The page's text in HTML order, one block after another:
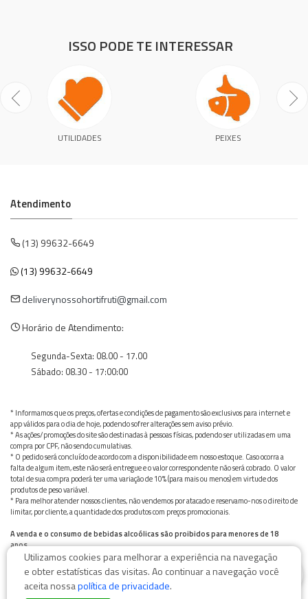
ISSO PODE TE INTERESSAR
UTILIDADES PEIXES
Atendimento
(13) 99632-6649
(13) 99632-6649
deliverynossohortifruti@gmail.com
Horário de Atendimento:
Segunda-Sexta: 08.00 - 17.00
Sábado: 08.30 - 17:00:00
* Informamos que os preços, ofertas e condições de pagamento são exclusivos para internet e
app válidos para o dia de hoje, podendo sofrer alterações sem aviso prévio.
* As ações/promoções do site são destinadas à pessoas físicas, podendo ser utilizadas em uma
compra por CPF, não sendo cumulativas.
* O pedido será concluído de acordo com a disponibilidade em nosso estoque. Caso ocorra a
falta de algum item, este não será entregue e o valor correspondente não será cobrado. O valor
total de sua compra poderá ter uma variação de 10% (para mais ou menos) em virtude dos
produtos de peso variável.
* Para melhor atender nossos clientes, não vendemos por atacado e reservamo-nos o direito de
limitar, por cliente, a quantidade dos produtos com preços promocionais.
A venda e o consumo de bebidas alcoólicas são proibidos para menores de 18
anos.
Bebida alcoólica pode causar dependência química e, em excesso, provoca graves males à saúde.
Beba com moderação
Utilizamos cookies para melhorar a experiência na navegação
e obter estatísticas das visitas. Ao continuar a navegação você
aceita nossapolítica de privacidade.